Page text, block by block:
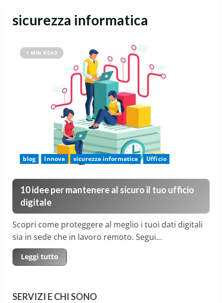
sicurezza informatica
1 MIN READ
blog Innova sicurezza informatica Ufficio
10 idee per mantenere al sicuro il tuo ufficio
digitale
Scopri come proteggere al meglio i tuoi dati digitali
sia in sede che in lavoro remoto. Segui...
Leggi tutto
more
per
mantenere
SERVIZI E CHI SONO